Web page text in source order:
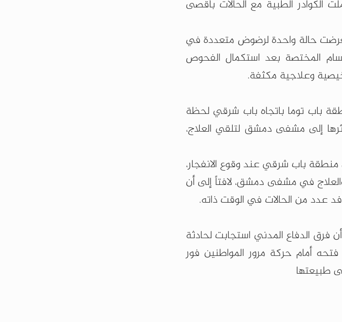
الكوادر الطبية مع الحالات بأقصى
تعرضت حالة واحدة لرضوض متعددة في
المختصة بعد استكمال الفحوص
وعلاجية مكثفة.
باب توما باتجاه باب شرقي لحظة
إلى مشفى دمشق لتلقي العلاج،
باب شرقي عند وقوع الانفجار،
في مشفى دمشق، لافتاً إلى أن
عدد من الحالات في الوقت ذاته.
فرق الدفاع المدني استجابت لحادثة
أمام حركة مرور المواطنين فور
طبيعتها